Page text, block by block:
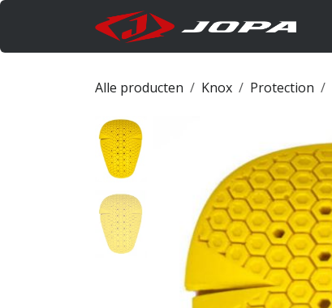
Overslaan naar inhoud
Alle producten Knox Protection